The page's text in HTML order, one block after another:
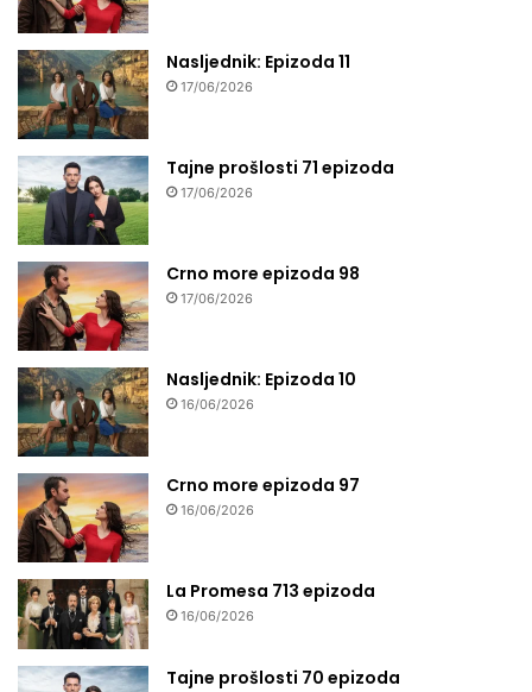
Nasljednik: Epizoda 11
17/06/2026
Tajne prošlosti 71 epizoda
17/06/2026
Crno more epizoda 98
17/06/2026
Nasljednik: Epizoda 10
16/06/2026
Crno more epizoda 97
16/06/2026
La Promesa 713 epizoda
16/06/2026
Tajne prošlosti 70 epizoda